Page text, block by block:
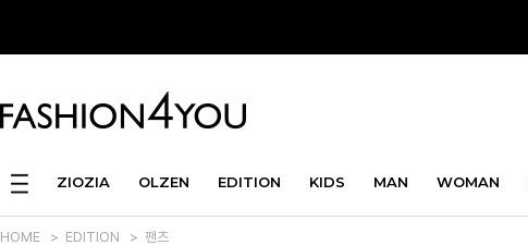
ZIOZIA OLZEN EDITION KIDS MAN WOMAN
HOME > EDITION > 팬츠